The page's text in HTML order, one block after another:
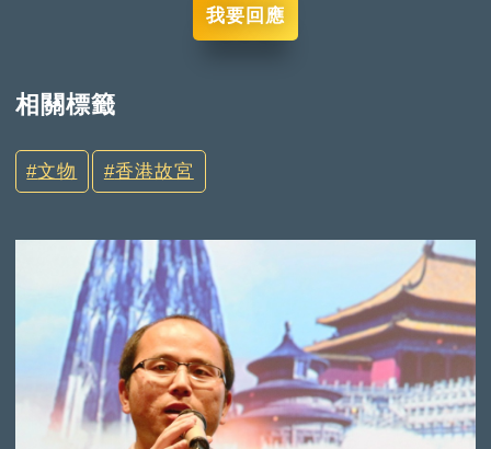
我要回應
相關標籤
文物 香港故宮